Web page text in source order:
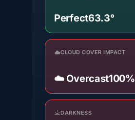
Perfect63.3°
CLOUD COVER IMPACT
☁️ Overcast100%
DARKNESS